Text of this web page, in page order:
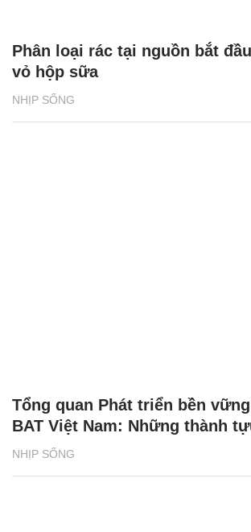
NHỊP SỐNG
Phân loại rác tại nguồn bắt
vỏ hộp sữa
NHỊP SỐNG
Tổng quan Phát triển bền
BAT Việt Nam: Những thành